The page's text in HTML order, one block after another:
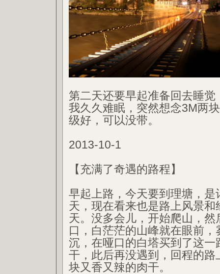
第二天还要早起准备回去睡
我久久难眠，突然想念3M两
级好，可以没带。
2013-10-1
【充满了奇遇的路程】
早起上路，今天要到理塘，是
天，现在看来也是路上风景和
天。没多会儿，开始爬山，然
口，白茫茫的山峰就在眼前
沉，在哑口的白塔买到了这一
干，此后再没遇到，回程的路
块又香又辣的肉干。